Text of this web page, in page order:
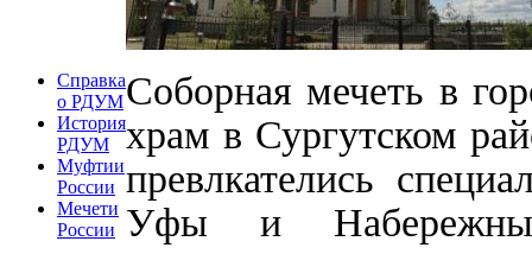
Справка
о РДУМ
История
РДУМ
Муфтии
России
Мечети
России
Соборная мечеть в
храм в Сургутском
превлкателись
Уфы и